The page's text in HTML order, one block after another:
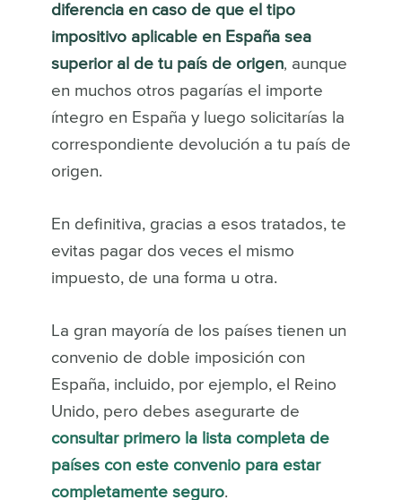
diferencia en caso de que el tipo
impositivo aplicable en España sea
superior al de tu país de origen, aunque
en muchos otros pagarías el importe
íntegro en España y luego solicitarías la
correspondiente devolución a tu país de
origen.
En definitiva, gracias a esos tratados, te
evitas pagar dos veces el mismo
impuesto, de una forma u otra.
La gran mayoría de los países tienen un
convenio de doble imposición con
España, incluido, por ejemplo, el Reino
Unido, pero debes asegurarte de
consultar primero la lista completa de
países con este convenio para estar
completamente seguro.